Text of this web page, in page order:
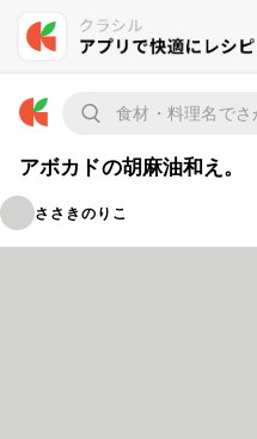
アボカドの胡麻油和え。
ささきのりこ